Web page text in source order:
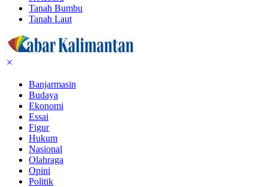
Tanah Bumbu
Tanah Laut
Banjarmasin
Budaya
Ekonomi
Essai
Figur
Hukum
Nasional
Olahraga
Opini
Politik